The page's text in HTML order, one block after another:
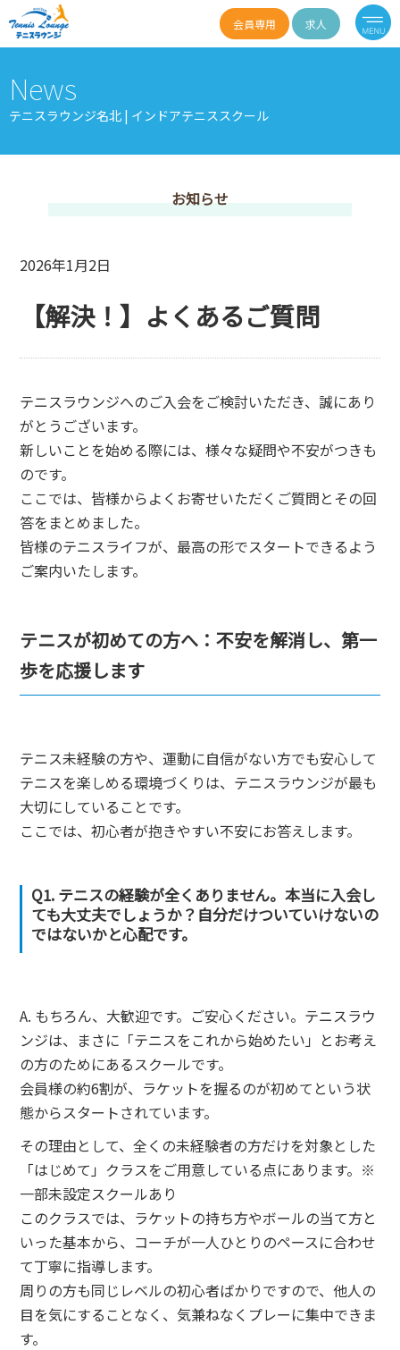
会員専用 求人
News
テニスラウンジ名北 | インドアテニススクール
お知らせ
2026年1月2日
【解決！】よくあるご質問
テニスラウンジへのご入会をご検討いただき、誠にあり
がとうございます。
新しいことを始める際には、様々な疑問や不安がつきも
のです。
ここでは、皆様からよくお寄せいただくご質問とその回
答をまとめました。
皆様のテニスライフが、最高の形でスタートできるよう
ご案内いたします。
テニスが初めての方へ：不安を解消し、第一
歩を応援します
テニス未経験の方や、運動に自信がない方でも安心して
テニスを楽しめる環境づくりは、テニスラウンジが最も
大切にしていることです。
ここでは、初心者が抱きやすい不安にお答えします。
Q1. テニスの経験が全くありません。本当に入会し
ても大丈夫でしょうか？自分だけついていけないの
ではないかと心配です。
A. もちろん、大歓迎です。ご安心ください。テニスラウ
ンジは、まさに「テニスをこれから始めたい」とお考え
の方のためにあるスクールです。
会員様の約6割が、ラケットを握るのが初めてという状
態からスタートされています。
その理由として、全くの未経験者の方だけを対象とした
「はじめて」クラスをご用意している点にあります。※
一部未設定スクールあり
このクラスでは、ラケットの持ち方やボールの当て方と
いった基本から、コーチが一人ひとりのペースに合わせ
て丁寧に指導します。
周りの方も同じレベルの初心者ばかりですので、他人の
目を気にすることなく、気兼ねなくプレーに集中できま
す。